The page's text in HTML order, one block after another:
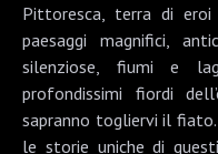
Pittoresca, terra di eroi
paesaggi magnifici,
silenziose, fiumi e
profondissimi fiordi
sapranno togliervi il
le storie uniche di